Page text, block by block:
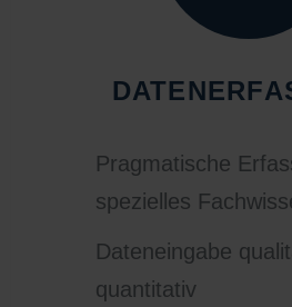
Pragmatische
spezielles
Dateneingabe
quantitativ